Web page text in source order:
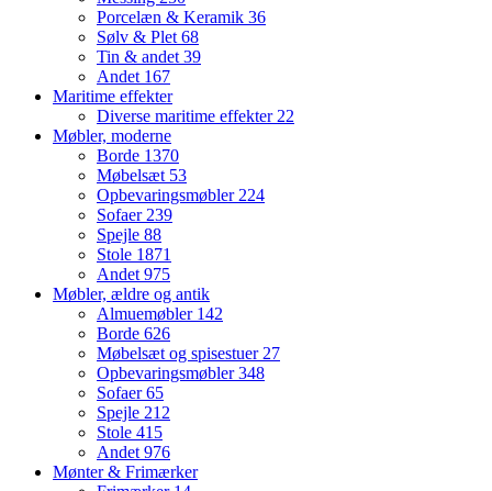
Porcelæn & Keramik 36
Sølv & Plet 68
Tin & andet 39
Andet 167
Maritime effekter
Diverse maritime effekter 22
Møbler, moderne
Borde 1370
Møbelsæt 53
Opbevaringsmøbler 224
Sofaer 239
Spejle 88
Stole 1871
Andet 975
Møbler, ældre og antik
Almuemøbler 142
Borde 626
Møbelsæt og spisestuer 27
Opbevaringsmøbler348
Sofaer65
Spejle 212
Stole 415
Andet 976
Mønter & Frimærker